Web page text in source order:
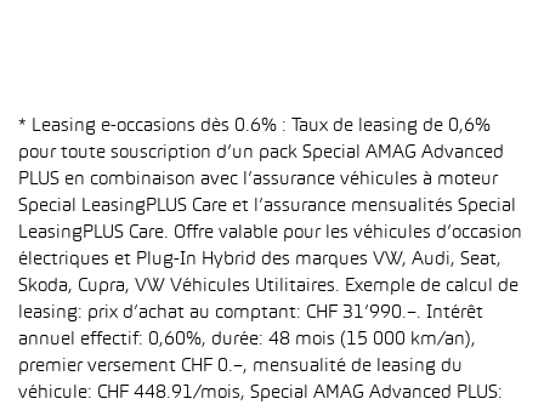
* Leasing e-occasions dès 0.6% : Taux de leasing de 0,6%
pour toute souscription d’un pack Special AMAG Advanced
PLUS en combinaison avec l’assurance véhicules à moteur
Special LeasingPLUS Care et l’assurance mensualités Special
LeasingPLUS Care. Offre valable pour les véhicules d’occasion
électriques et Plug-In Hybrid des marques VW, Audi, Seat,
Skoda, Cupra, VW Véhicules Utilitaires. Exemple de calcul de
leasing: prix d’achat au comptant: CHF 31’990.–. Intérêt
annuel effectif: 0,60%, durée: 48 mois (15 000 km/an),
premier versement CHF 0.–, mensualité de leasing du
véhicule: CHF 448.91/mois, Special AMAG Advanced PLUS: